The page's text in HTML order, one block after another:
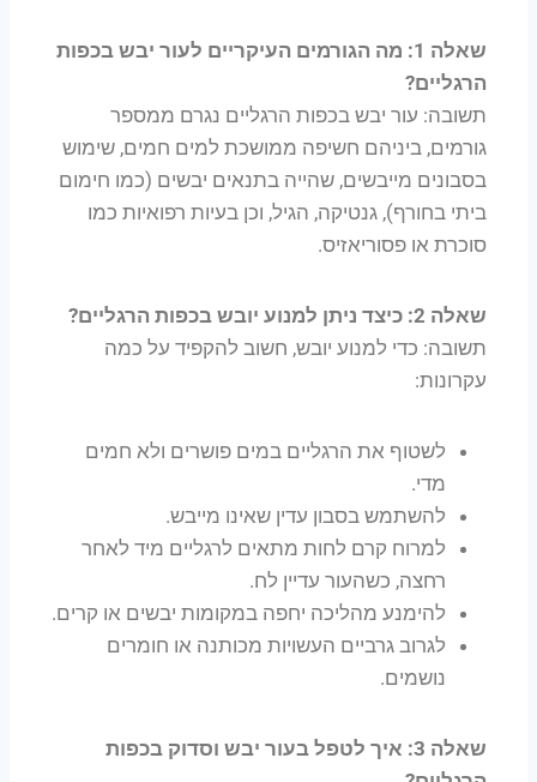
שאלה 1: מה הגורמים העיקריים לעור יבש בכפות
הרגליים?
תשובה: עור יבש בכפות הרגליים נגרם ממספר
גורמים, ביניהם חשיפה ממושכת למים חמים, שימוש
בסבונים מייבשים, שהייה בתנאים יבשים (כמו חימום
ביתי בחורף), גנטיקה, הגיל, וכן בעיות רפואיות כמו
סוכרת או פסוריאזיס.
שאלה 2: כיצד ניתן למנוע יובש בכפות הרגליים?
תשובה: כדי למנוע יובש, חשוב להקפיד על כמה
עקרונות:
לשטוף את הרגליים במים פושרים ולא חמים
מדי.
להשתמש בסבון עדין שאינו מייבש.
למרוח קרם לחות מתאים לרגליים מיד לאחר
רחצה, כשהעור עדיין לח.
להימנע מהליכה יחפה במקומות יבשים או קרים.
לגרוב גרביים העשויות מכותנה או חומרים
נושמים.
שאלה 3: איך לטפל בעור יבש וסדוק בכפות